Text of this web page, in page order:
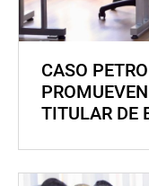
CASO
TITULAR DE